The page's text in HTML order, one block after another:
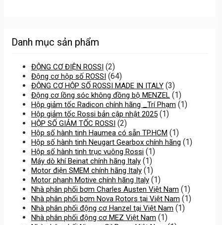
Danh mục sản phẩm
ĐỘNG CƠ ĐIỆN ROSSI (2)
Động cơ hộp số ROSSI (64)
ĐỘNG CƠ HỘP SỐ ROSSI MADE IN ITALY (3)
Động cơ lồng sóc không đồng bộ MENZEL (1)
Hộp giảm tốc Radicon chính hãng _Trí Phạm (1)
Hộp giảm tốc Rossi bản cập nhật 2025 (1)
HỘP SỐ GIẢM TỐC ROSSI (2)
Hộp số hành tinh Haumea có sẵn TP.HCM (1)
Hộp số hành tinh Neugart Gearbox chính hãng (1)
Hộp số hành tinh trục vuông Rossi (1)
Máy dò khí Beinat chính hãng Italy (1)
Motor điện SMEM chính hãng Italy (1)
Motor phanh Motive chính hãng Italy (1)
Nhà phân phối bơm Charles Austen Việt Nam (1)
Nhà phân phối bơm Nova Rotors tại Việt Nam (1)
Nhà phân phối động cơ Hanzel tại Việt Nam (1)
Nhà phân phối động cơ MEZ Việt Nam (1)